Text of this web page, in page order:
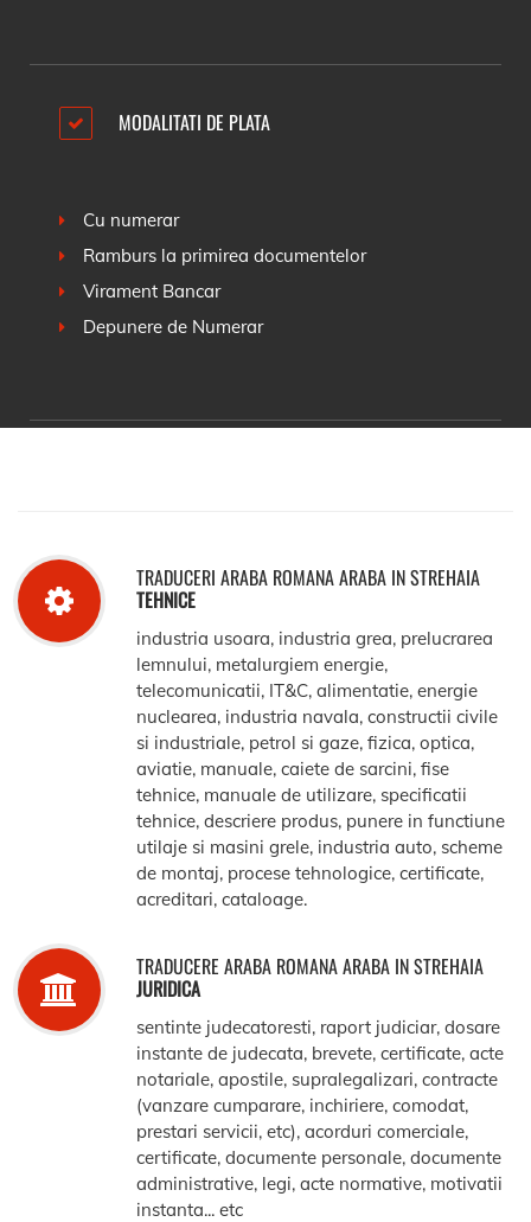
MODALITATI DE PLATA
Cu numerar
Ramburs la primirea documentelor
Virament Bancar
Depunere de Numerar
TRADUCERI ARABA ROMANA ARABA IN STREHAIA
TEHNICE
industria usoara, industria grea, prelucrarea
lemnului, metalurgiem energie,
telecomunicatii, IT&C, alimentatie, energie
nuclearea, industria navala, constructii civile
si industriale, petrol si gaze, fizica, optica,
aviatie, manuale, caiete de sarcini, fise
tehnice, manuale de utilizare, specificatii
tehnice, descriere produs, punere in functiune
utilaje si masini grele, industria auto, scheme
de montaj, procese tehnologice, certificate,
acreditari, cataloage.
TRADUCERE ARABA ROMANA ARABA IN STREHAIA
JURIDICA
sentinte judecatoresti, raport judiciar, dosare
instante de judecata, brevete, certificate, acte
notariale, apostile, supralegalizari, contracte
(vanzare cumparare, inchiriere, comodat,
prestari servicii, etc), acorduri comerciale,
certificate, documente personale, documente
administrative, legi, acte normative, motivatii
instanta... etc